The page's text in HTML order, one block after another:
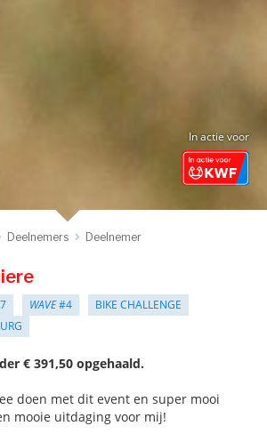
In actie voor
Deelnemers Deelnemer
WAVE#4
BIKE CHALLENGE
€ 391,50 opgehaald.
doen met dit event en super mooi
mooie uitdaging voor mij!